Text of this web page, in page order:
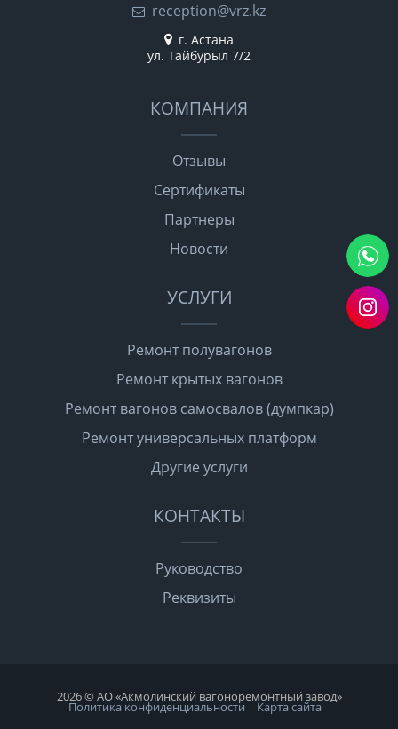
reception@vrz.kz
г. Астана
ул. Тайбурыл 7/2
КОМПАНИЯ
Отзывы
Сертификаты
Партнеры
Новости
УСЛУГИ
Ремонт полувагонов
Ремонт крытых вагонов
Ремонт вагонов самосвалов (думпкар)
Ремонт универсальных платформ
Другие услуги
КОНТАКТЫ
Руководство
Реквизиты
2026 © АО «Акмолинский вагоноремонтный завод»
Политика конфиденциальности Карта сайта